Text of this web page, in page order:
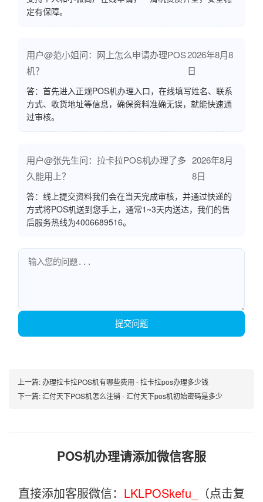
定有保障。
用户@范小姐问：网上怎么申请办理POS
机？
2026年8月8
日
答：首先进入正规POS机办理入口，在线填写姓名、联系
方式、收货地址等信息，确保资料准确无误，就能快速通
过审核。
用户@张先生问：拉卡拉POS机办理了多
久能用上？
2026年8月
8日
答：线上提交资料我们会在当天完成审核，并通过快递的
方式将POS机送到您手上，通常1~3天内送达，我们的售
后服务热线为4006689516。
提交问题
上一篇:办理拉卡拉POS机有哪些费用 - 拉卡拉pos办理多少钱
下一篇:汇付天下POS机怎么注销 - 汇付天下pos机初始密码是多少
POS机办理请添加微信客服
直接添加客服微信： LKLPOSkefu_
（点击复